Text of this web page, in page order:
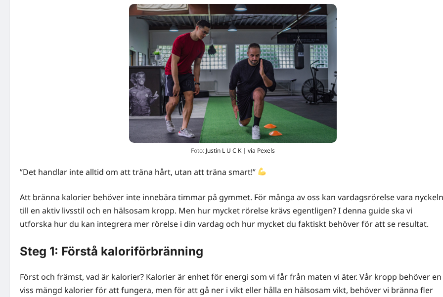
Foto: Justin L U C K|via Pexels
”Det handlar inte alltid om att träna hårt, utan att träna smart!”
Att bränna kalorier behöver inte innebära timmar på gymmet. För många av oss kan vardagsrörelse vara nyckeln
till en aktiv livsstil och en hälsosam kropp. Men hur mycket rörelse krävs egentligen? I denna guide ska vi
utforska hur du kan integrera mer rörelse i din vardag och hur mycket du faktiskt behöver för att se resultat.
Steg 1: Förstå kaloriförbränning
Först och främst, vad är kalorier? Kalorier är enhet för energi som vi får från maten vi äter. Vår kropp behöver en
viss mängd kalorier för att fungera, men för att gå ner i vikt eller hålla en hälsosam vikt, behöver vi bränna fler